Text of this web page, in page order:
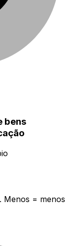
bens
Menos = menos